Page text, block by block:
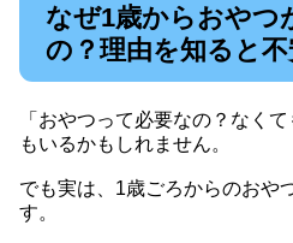
なぜ1歳からおやつ
の？理由を知ると
「おやつって必要なの？なく
もいるかもしれません。
でも実は、1歳ごろからのおや
す。